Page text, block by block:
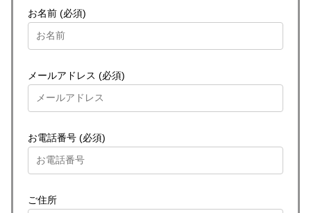
お名前 (必須)
メールアドレス (必須)
お電話番号 (必須)
ご住所